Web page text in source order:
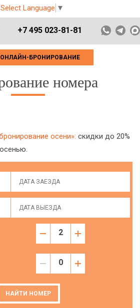
Select Language ▼
+7 495 023-81-81
ОНЛАЙН-БРОНИРОВАНИЕ
номера
осени»: скидки до 20%
НАЙТИ НОМЕР